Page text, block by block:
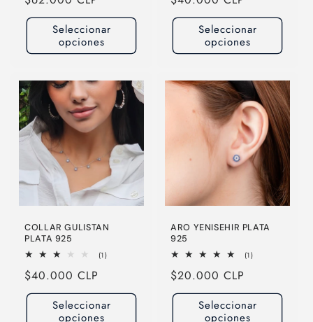
habitual
Seleccionar
opciones
habitual
Seleccionar
opciones
COLLAR GULISTAN
PLATA 925
(1)1
Precio
habitual
$40.000 CLP
Seleccionar
opciones
ARO YENISEHIR PLATA
925
(1)1
Precio
habitual
$20.000 CLP
Seleccionar
opciones